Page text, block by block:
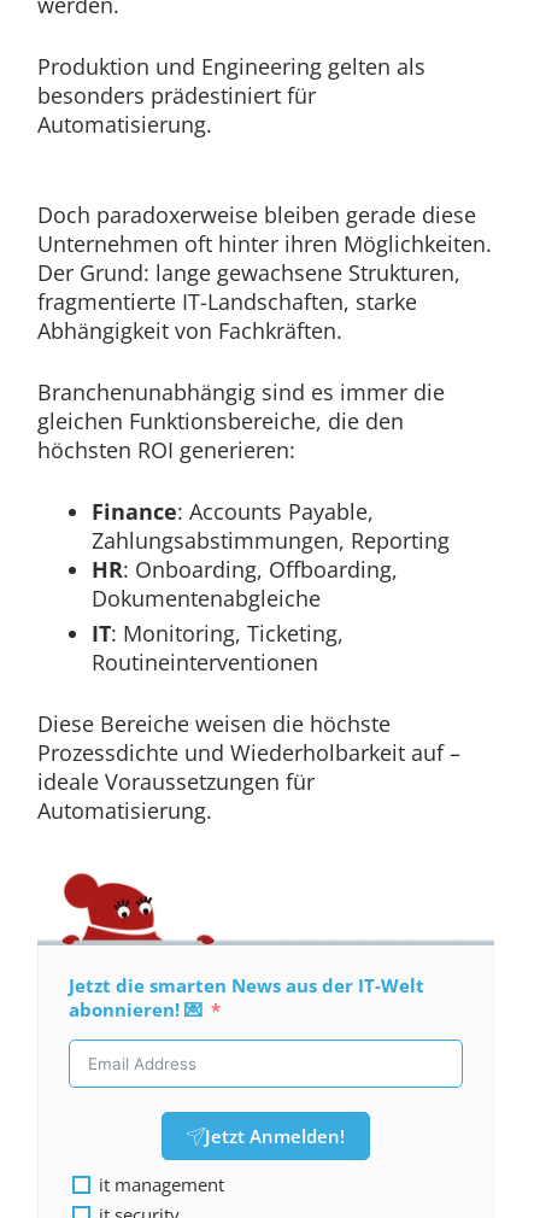
Produktion und Engineering gelten als
besonders prädestiniert für
Automatisierung.
Doch paradoxerweise bleiben gerade diese
Unternehmen oft hinter ihren Möglichkeiten.
Der Grund: lange gewachsene Strukturen,
fragmentierte IT-Landschaften, starke
Abhängigkeit von Fachkräften.
Branchenunabhängig sind es immer die
gleichen Funktionsbereiche, die den
höchsten ROI generieren:
Finance: Accounts Payable,
Zahlungsabstimmungen, Reporting
HR: Onboarding, Offboarding,
Dokumentenabgleiche
IT: Monitoring, Ticketing,
Routineinterventionen
Diese Bereiche weisen die höchste
Prozessdichte und Wiederholbarkeit auf –
ideale Voraussetzungen für
Automatisierung.
Jetzt die smarten News aus der IT-Welt
abonnieren! 💌
Jetzt Anmelden!
it management